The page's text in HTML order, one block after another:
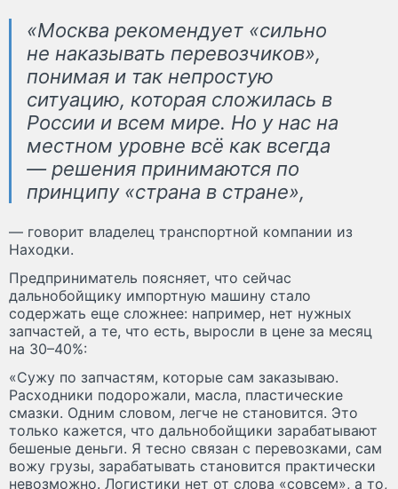
«Москва рекомендует «сильно
не наказывать перевозчиков»,
понимая и так непростую
ситуацию, которая сложилась в
России и всем мире. Но у нас на
местном уровне всё как всегда
— решения принимаются по
принципу «страна в стране»,
— говорит владелец транспортной компании из
Находки.
Предприниматель поясняет, что сейчас
дальнобойщику импортную машину стало
содержать еще сложнее: например, нет нужных
запчастей, а те, что есть, выросли в цене за месяц
на 30–40%:
«Сужу по запчастям, которые сам заказываю.
Расходники подорожали, масла, пластические
смазки. Одним словом, легче не становится. Это
только кажется, что дальнобойщики зарабатывают
бешеные деньги. Я тесно связан с перевозками, сам
вожу грузы, зарабатывать становится практически
невозможно. Логистики нет от слова «совсем», а то,